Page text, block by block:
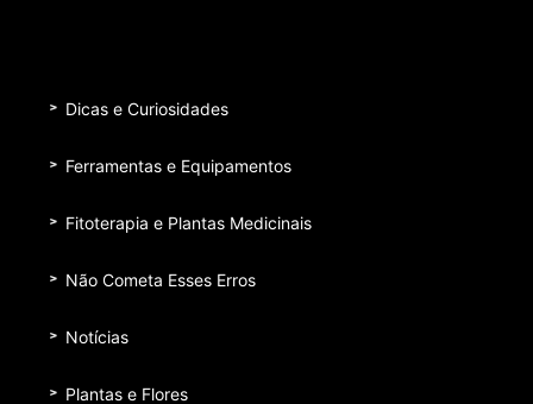
Dicas e Curiosidades
Ferramentas e Equipamentos
Fitoterapia e Plantas Medicinais
Não Cometa Esses Erros
Notícias
Plantas e Flores